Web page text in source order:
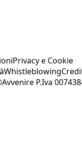
Privacy e Cookie
Whistleblowing
P.Iva